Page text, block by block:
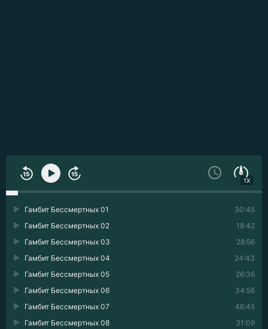
1X
30:45
Гамбит Бессмертных 01
18:42
Гамбит Бессмертных 02
28:56
Гамбит Бессмертных 03
24:43
Гамбит Бессмертных 04
26:36
Гамбит Бессмертных 05
34:56
Гамбит Бессмертных 06
46:45
Гамбит Бессмертных 07
31:09
Гамбит Бессмертных 08